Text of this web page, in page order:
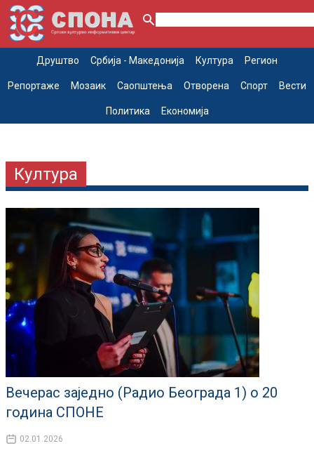
Друштво Србија - Македонија Култура Регион
Репортаже Мозаик Саопштења Отворена Спорт Вести
Политика Економија
Култура
Вечерас заједно (Радио Београда 1) о 20
година СПОНЕ
02.01.2026